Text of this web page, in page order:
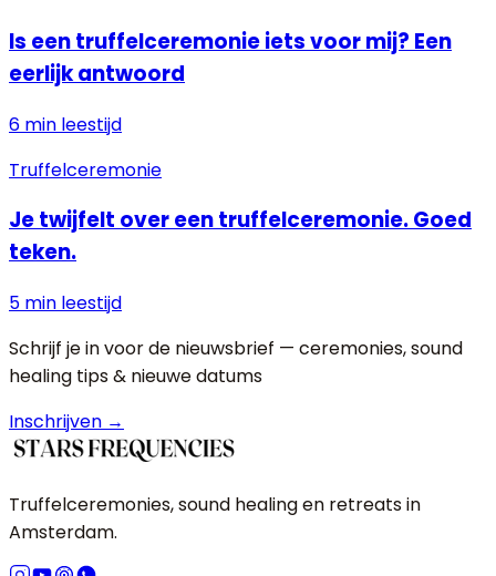
Is een truffelceremonie iets voor mij? Een
eerlijk antwoord
6 min leestijd
Truffelceremonie
Je twijfelt over een truffelceremonie. Goed
teken.
5 min leestijd
Schrijf je in voor de nieuwsbrief — ceremonies, sound
healing tips & nieuwe datums
Inschrijven →
Truffelceremonies, sound healing en retreats in
Amsterdam.